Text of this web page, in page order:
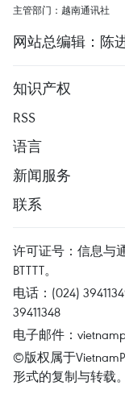
主管部门：越南通讯社
网站总编辑：陈
知识产权
RSS
语言
新闻服务
联系
许可证号：信息与
BTTTT。
电话：(024)
39411348
电子邮件：
©版权属于
形式的复制与转载。